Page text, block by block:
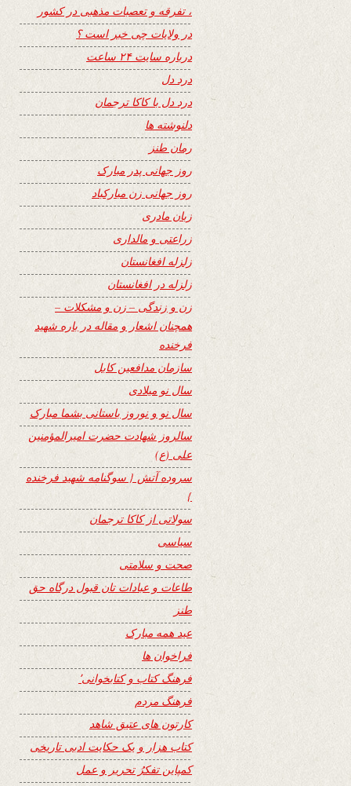
، تفرقه و تعصبات مذهبی در کشور
در ولایات چی خبر است ؟
درباره سایت ۲۴ ساعت
درد دل
درد دل با کاکا ترجمان
دلنوشته ها
رمان طنز
روز جهانی پدر مبارک
روز جهانی زن مبارکباد
زبان مادری
زراعتی و مالداری
زلزله افغانستان
زلزله در افغانستان
زن و زندگی – زن و مشکلات –
همچنان اشعار و مقاله در باره شهید
فرخنده
سازمان مدافعین کابل
سال نو میلادی
سال نو و نوروز باستانی بشما مبارک
سالروز شهادت حضرت امیرالمؤمنین
علی (ع)
سروده آتش { سوگنامه شهید فرخنده
}
سولاتی از کاکا ترجمان
سیاسی
صحت و سلامتی
طاعات و عبادات تان قبول درگاه حق
طنز
عید همه مبارک
فراخوان ها
فرهنگ کتاب و کتابخوانی٬
فرهنگ مردم
کارتون های عتیق شاهد
کتاب هزار و یک حکایت ادبی تاریخی
کمپاین تفکرُ تحریر و عمل